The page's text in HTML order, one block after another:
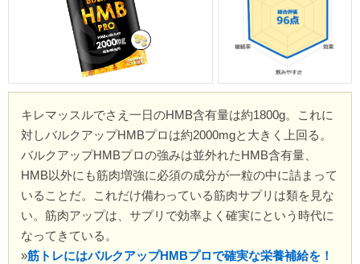
キレマッスルでさえ一日のHMB含有量は約1800g。これに
対しバルクアップHMBプロは約2000mgと大きく上回る。
バルクアップHMBプロの強みは並外れたHMB含有量、
HMB以外にも筋肉増強に必須の成分が一粒の中に詰まって
いることだ。これだけ備わっている筋肉サプリは類を見な
い。筋肉アップは、サプリで効率よく確実にという時代に
なってきている。
»筋トレにはバルクアップHMBプロで確実な栄養補給を！